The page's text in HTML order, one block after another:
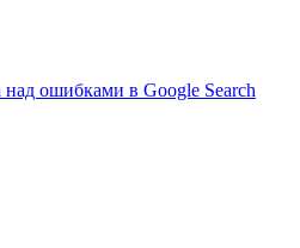
ошибками в Google Search